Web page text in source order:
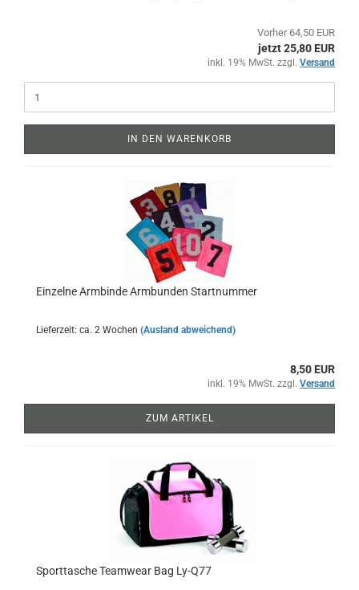
Vorher 64,50 EUR
jetzt 25,80 EUR
inkl. 19% MwSt. zzgl. Versand
IN DEN WARENKORB
Einzelne Armbinde Armbunden Startnummer
Lieferzeit: ca. 2 Wochen (Ausland abweichend)
8,50 EUR
inkl. 19% MwSt. zzgl. Versand
ZUM ARTIKEL
Sporttasche Teamwear Bag Ly-Q77